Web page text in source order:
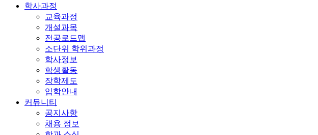
학사과정
교육과정
개설과목
전공로드맵
소단위 학위과정
학사정보
학생활동
장학제도
입학안내
커뮤니티
공지사항
채용 정보